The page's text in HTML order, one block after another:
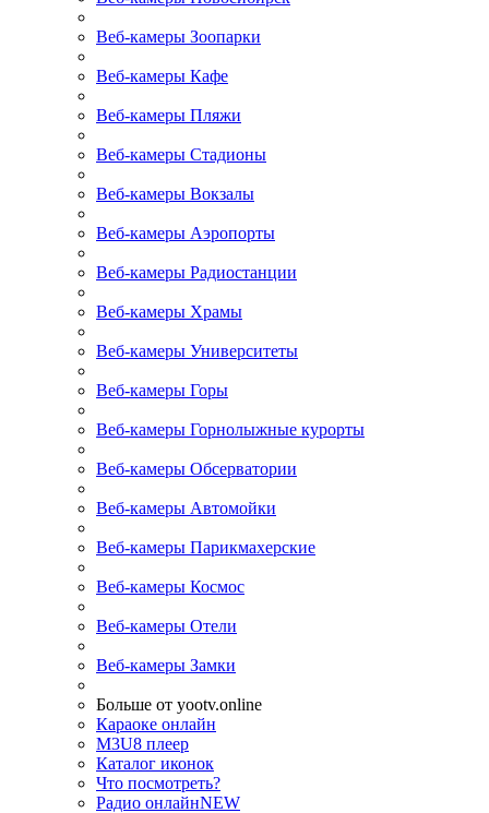
Веб-камеры Зоопарки
Веб-камеры Кафе
Веб-камеры Пляжи
Веб-камеры Стадионы
Веб-камеры Вокзалы
Веб-камеры Аэропорты
Веб-камеры Радиостанции
Веб-камеры Храмы
Веб-камеры Университеты
Веб-камеры Горы
Веб-камеры Горнолыжные курорты
Веб-камеры Обсерватории
Веб-камеры Автомойки
Веб-камеры Парикмахерские
Веб-камеры Космос
Веб-камеры Отели
Веб-камеры Замки
Больше от yootv.online
Караоке онлайн
M3U8 плеер
Каталог иконок
Что посмотреть?
Радио онлайнNEW